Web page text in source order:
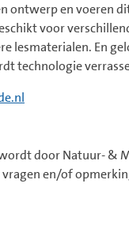
ontwerp en voeren
voor
lesmaterialen. En
technologie
door Natuur- &
en/of